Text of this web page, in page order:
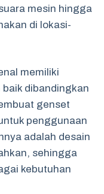
mesin hingga
di lokasi-
memiliki
dibandingkan
genset
penggunaan
adalah desain
sehingga
kebutuhan